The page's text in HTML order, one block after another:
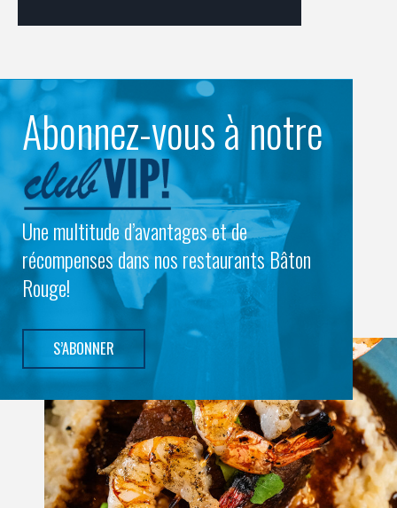
Abonnez-vous à notre
Une multitude d’avantages et de
récompenses dans nos restaurants Bâton
Rouge!
S’ABONNER